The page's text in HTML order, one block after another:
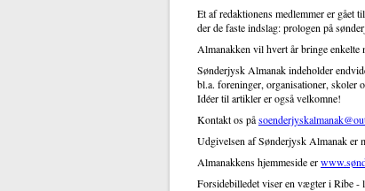
Et af redaktionens medlemmer er
der de faste indslag: prologen på
Almanakken vil hvert år bringe
Sønderjysk Almanak indeholder
bl.a. foreninger, organisationer, skoler
Idéer til artikler er også velkomne!
Kontakt os på
Udgivelsen af Sønderjysk Almanak er
Almanakkens hjemmeside er
Forsidebilledet viser en vægter i Ribe -